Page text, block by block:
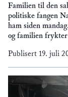
Familien til den
politiske fangen
ham siden
og familien frykter
Publisert 19. juli